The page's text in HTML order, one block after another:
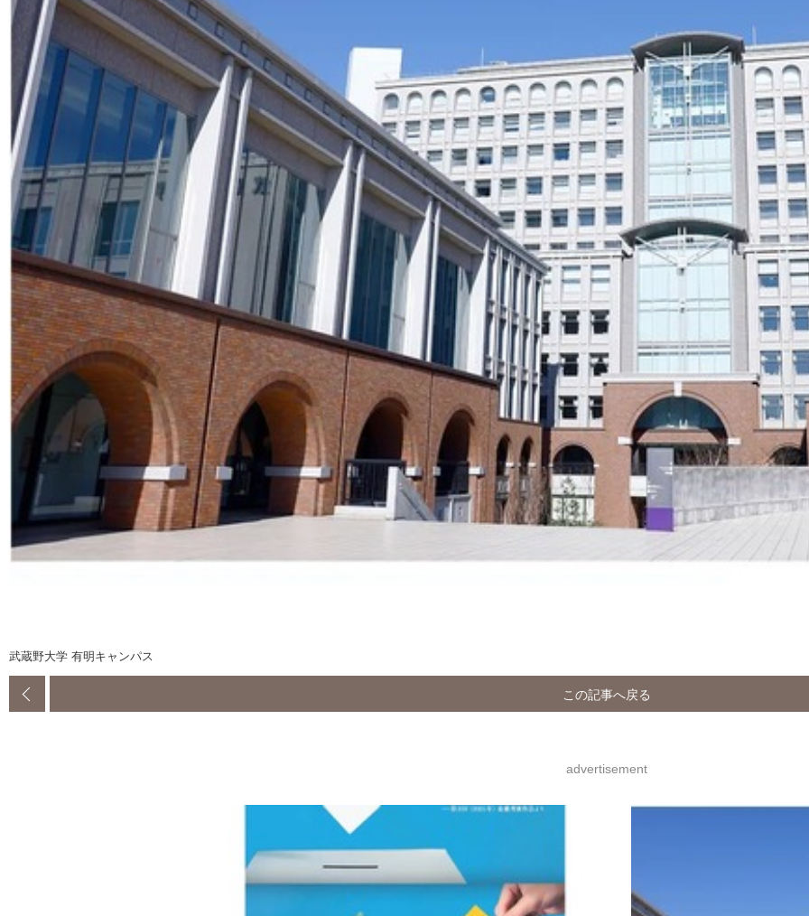
武蔵野大学 有明キャンパス
この記事へ戻る
advertisement